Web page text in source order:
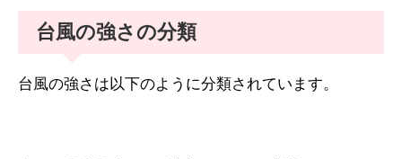
台風の強さの分類
台風の強さは以下のように分類されています。